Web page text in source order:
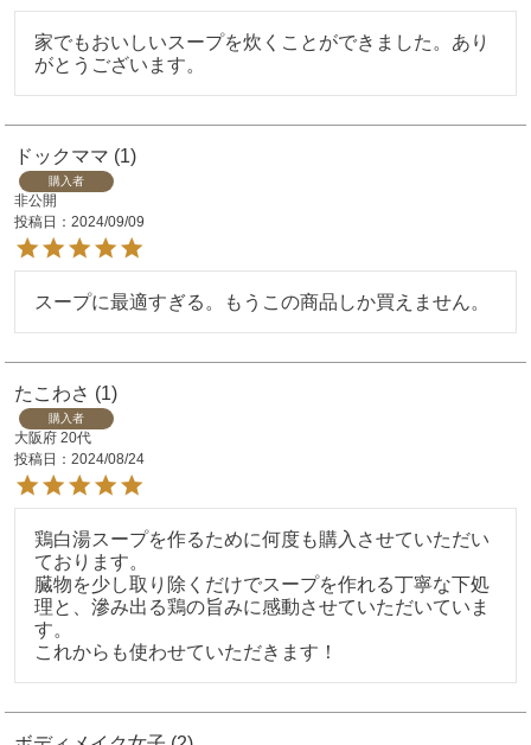
家でもおいしいスープを炊くことができました。あり
がとうございます。
ドックママ 1
購入者
非公開
投稿日
2024/09/09
スープに最適すぎる。もうこの商品しか買えません。
たこわさ 1
購入者
大阪府 20代
投稿日
2024/08/24
鶏白湯スープを作るために何度も購入させていただい
ております。
臓物を少し取り除くだけでスープを作れる丁寧な下処
理と、滲み出る鶏の旨みに感動させていただいていま
す。
これからも使わせていただきます！